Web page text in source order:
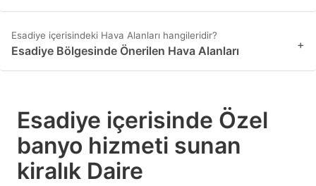
Esadiye içerisindeki Hava Alanları hangileridir?
Esadiye Bölgesinde Önerilen Hava Alanları +
Esadiye içerisinde Özel
banyo hizmeti sunan
kiralık Daire